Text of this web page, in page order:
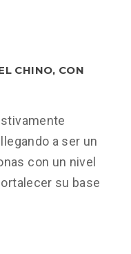
CHINO, CON
a ser un
con un nivel
su base